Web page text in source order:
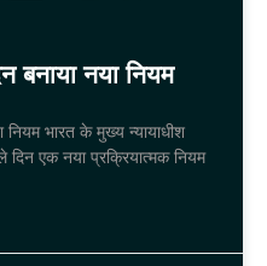
बनाया नया नियम
भारत के मुख्य न्यायाधीश
एक नया प्रक्रियात्मक नियम